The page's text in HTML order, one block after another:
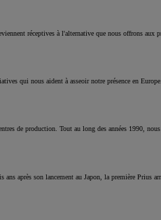
réceptives à l'alternative que nous offrons aux
qui nous aident à asseoir notre présence en Europe.
de production. Tout au long des années 1990,
après son lancement au Japon, la première